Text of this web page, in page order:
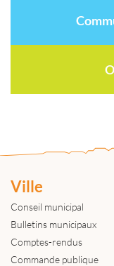
Ville
Conseil municipal
Bulletins municipaux
Comptes-rendus
Commande publique